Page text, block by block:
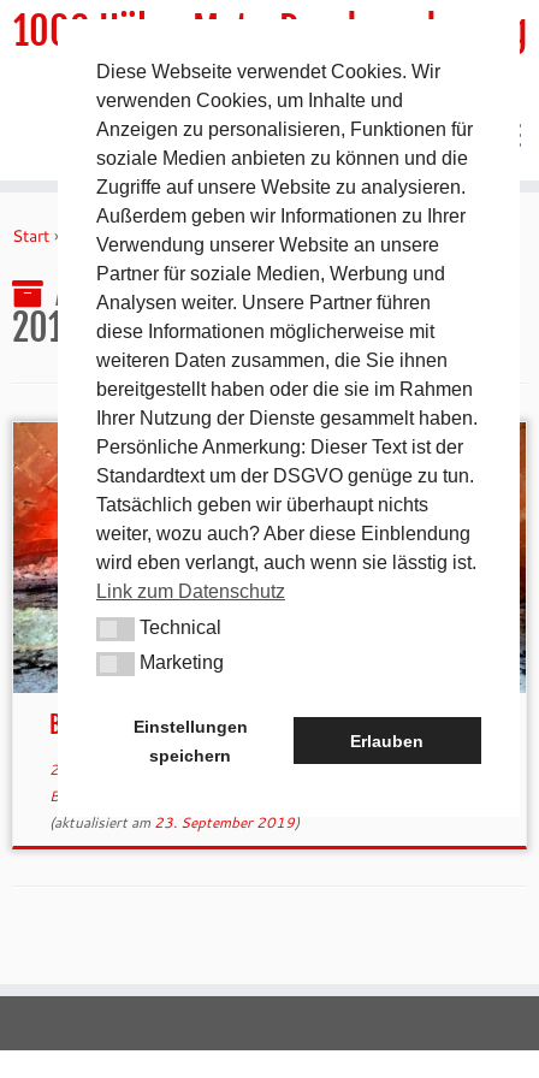
Inhalt
1000 HöhenMeterRundwanderweg
DER Rundwanderweg um Pommelsbrunn
Start » 2019 » September » 22.
Archiv für den Tag:22. September
2019
Backofenfest in Arzlohe
22. September 2019 verschlagwortetArzlohe/
Backofenfest 2019
(aktualisiert am 23. September 2019)
Diese Webseite verwendet Cookies. Wir
verwenden Cookies, um Inhalte und
Anzeigen zu personalisieren, Funktionen für
soziale Medien anbieten zu können und die
Zugriffe auf unsere Website zu analysieren.
Außerdem geben wir Informationen zu Ihrer
Verwendung unserer Website an unsere
Partner für soziale Medien, Werbung und
Analysen weiter. Unsere Partner führen
diese Informationen möglicherweise mit
weiteren Daten zusammen, die Sie ihnen
bereitgestellt haben oder die sie im Rahmen
Ihrer Nutzung der Dienste gesammelt haben.
Persönliche Anmerkung: Dieser Text ist der
Standardtext um der DSGVO genüge zu tun.
Tatsächlich geben wir überhaupt nichts
weiter, wozu auch? Aber diese Einblendung
wird eben verlangt, auch wenn sie lässtig ist.
Link zum Datenschutz
TechnicalTechnical
MarketingMarketing
Einstellungen
speichern
Erlauben